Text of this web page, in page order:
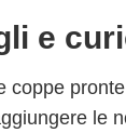
e
coppe
le